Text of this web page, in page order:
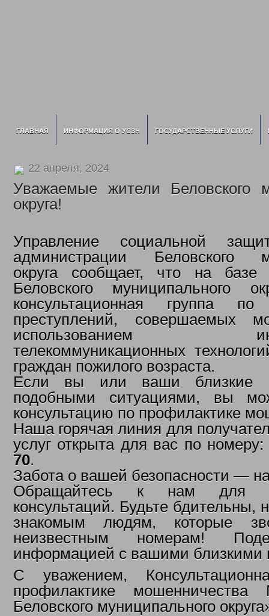
ГЛАВНАЯ ИНФОРМАЦИЯ О УСЗН ГОСУДАРСТВЕННЫЕ УСЛУГИ
22 апреля, 2024
Уважаемые жители Беловского
округа!
Управление социальной
администрации Беловского
округа сообщает, что на
Беловского муниципального
консультационная группа по
преступлений, совершаемых
использованием
телекоммуникационных
граждан пожилого возраста.
Если вы или ваши близкие
подобными ситуациями, вы
консультацию по профилактике
Наша горячая линия для
услуг открыта для вас по
70.
Забота о вашей безопасности —
Обращайтесь к нам для
консультаций. Будьте бдительны,
знакомым людям, которые
неизвестным номерам!
информацией с вашими близкими
С уважением,
профилактике
Беловского муниципального